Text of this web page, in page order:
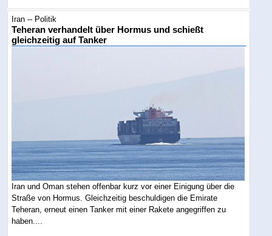
Iran -- Politik
Teheran verhandelt über Hormus und schießt
gleichzeitig auf Tanker
Iran und Oman stehen offenbar kurz vor einer Einigung über die
Straße von Hormus. Gleichzeitig beschuldigen die Emirate
Teheran, erneut einen Tanker mit einer Rakete angegriffen zu
haben....